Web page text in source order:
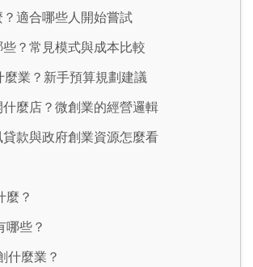
適合哪些人開始嘗試
？常見模式與成本比較
麼業？新手預算規劃建議
麼店？微創業的經營邏輯
款與政府創業資源怎麼看
麼？
哪些？
什麼業？